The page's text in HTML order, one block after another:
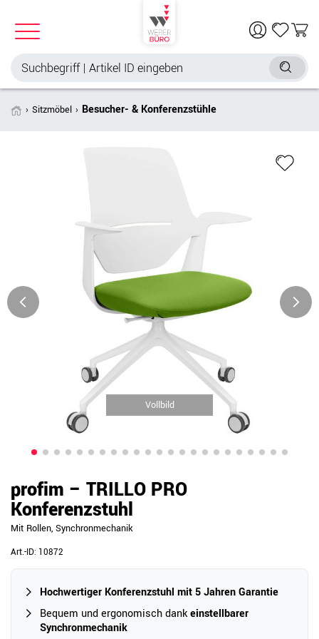
Sitzmöbel Besucher- & Konferenzstühle
Vollbild
profim – TRILLO PRO
Konferenzstuhl
Mit Rollen, Synchronmechanik
Art.-ID: 10872
Hochwertiger Konferenzstuhl mit 5 Jahren Garantie
Bequem und ergonomisch dankeinstellbarer
Synchronmechanik